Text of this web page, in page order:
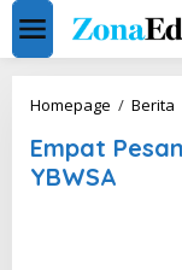
Skip
content
Homepage / Berita
Empat
YBWSA